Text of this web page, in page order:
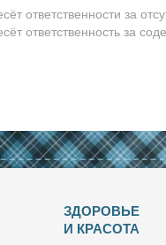
ответственности за
ответственность за
ЗДОРОВЬЕ
И КРАСОТА